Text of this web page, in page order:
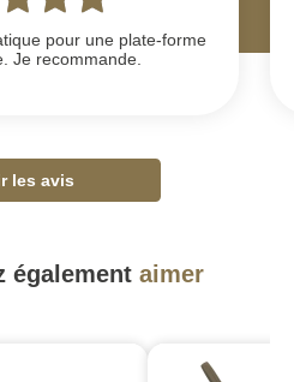
pour une plate-forme
Je recommande.
les avis
également aimer